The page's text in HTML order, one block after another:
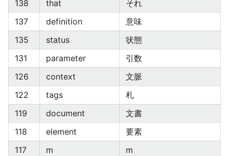
138 that
それ
137
definition
意味
135
status
状態
131
parameter
引数
126
context
文脈
122
tags
札
119
document
文書
118
element
要素
117
m
m